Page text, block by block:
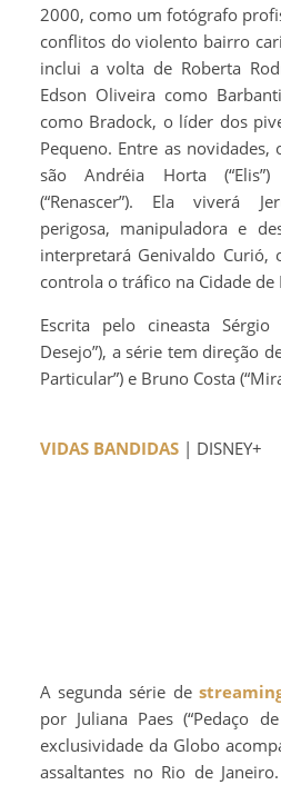
2000, como um fotógrafo
conflitos do violento bairro
inclui a volta de Roberta
Edson Oliveira como
como Bradock, o líder dos
Pequeno. Entre as novidades,
são Andréia Horta
(“Renascer”). Ela viverá
perigosa, manipuladora e
interpretará Genivaldo Curió,
controla o tráfico na Cidade de
Escrita pelo cineasta
Desejo”), a série tem direção
Particular”) e Bruno Costa
VIDAS BANDIDAS | DISNEY+
A segunda série de
por Juliana Paes (“Pedaço
exclusividade da Globo
assaltantes no Rio de